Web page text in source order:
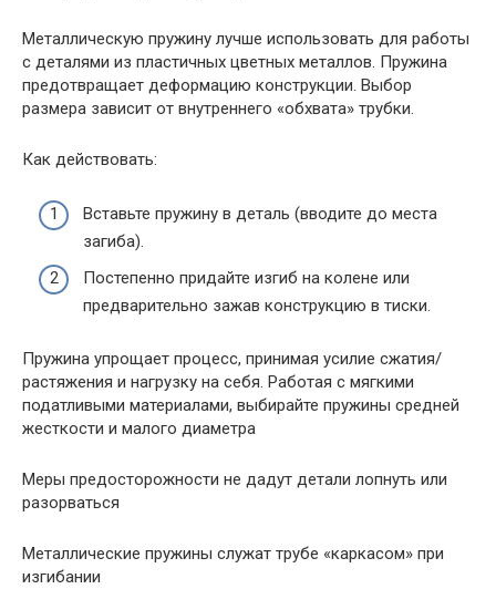
Металлическую пружину лучше использовать для работы
с деталями из пластичных цветных металлов. Пружина
предотвращает деформацию конструкции. Выбор
размера зависит от внутреннего «обхвата» трубки.
Как действовать:
Вставьте пружину в деталь (вводите до места
загиба).
Постепенно придайте изгиб на колене или
предварительно зажав конструкцию в тиски.
Пружина упрощает процесс, принимая усилие сжатия/
растяжения и нагрузку на себя. Работая с мягкими
податливыми материалами, выбирайте пружины средней
жесткости и малого диаметра
Меры предосторожности не дадут детали лопнуть или
разорваться
Металлические пружины служат трубе «каркасом» при
изгибании